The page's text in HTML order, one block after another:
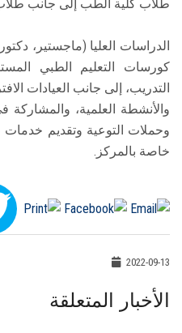
طلاب كلية الطب إلى جانب
الدراسات العليا (ماجستير،
كورسات التعليم الطبي
التدريب، إلى جانب العيادات
والأنشطة العلمية، والمشاركة
وحملات التوعية وتقديم
خاصة بالمركز.
2022-09-13
الأخبار المتعلقة